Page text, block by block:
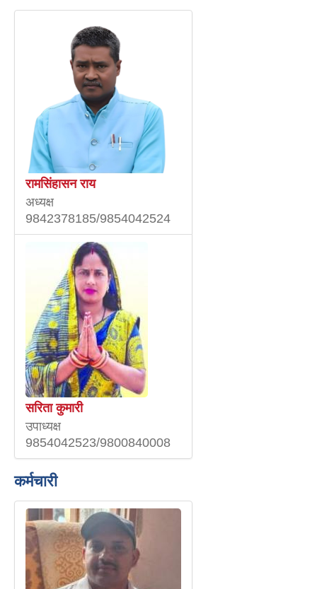
रामसिंहासन राय
अध्यक्ष
9842378185/9854042524
सरिता कुमारी
उपाध्यक्ष
9854042523/9800840008
कर्मचारी